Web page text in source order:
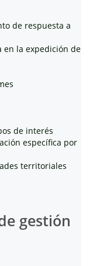
de respuesta a
en la expedición de
de interés
específica por
territoriales
gestión